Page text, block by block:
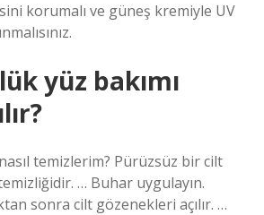
korumalı ve güneş kremiyle UV
yüz bakımı
temizlerim? Pürüzsüz bir cilt
… Buhar uygulayın.
sonra cilt gözenekleri açılır. …